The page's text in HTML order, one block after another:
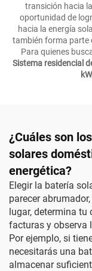
transición hacia
oportunidad de
hacia la energía
también forma parte
Para quienes
Sistema residencial
¿Cuáles son
solares
energética?
Elegir la batería
parecer
lugar, determina tu
facturas y observa
Por ejemplo, si
necesitarás una
almacenar